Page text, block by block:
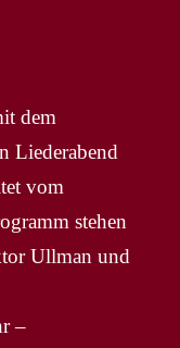
dem
Liederabend
vom
stehen
Ullman und
–